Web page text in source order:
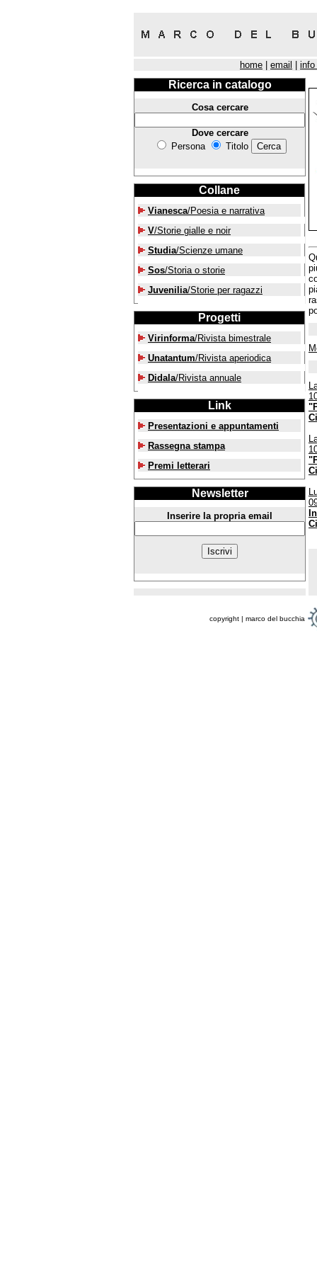
home email info
Ricerca in catalogo
Cosa cercare
Dove cercare
Persona
Titolo
Collane
Vianesca/Poesia e narrativa
V/Storie gialle e noir
Studia/Scienze umane
Sos/Storia o storie
Juvenilia/Storie per ragazzi
Progetti
Virinforma/Rivista bimestrale
Unatantum/Rivista aperiodica
Didala/Rivista annuale
Link
Presentazioni e appuntamenti
Rassegna stampa
Premi letterari
Newsletter
Inserire la propria email
copyright | marco del bucchia